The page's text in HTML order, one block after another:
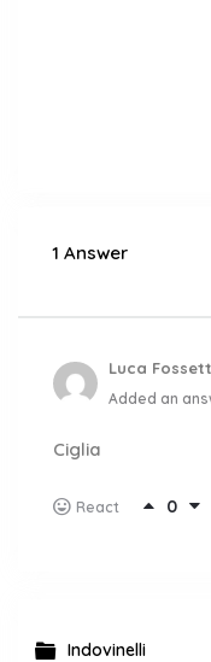
1 Answer
Luca
Added an
Ciglia
React 0
Indovinelli